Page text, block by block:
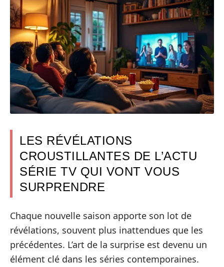
LES RÉVÉLATIONS
CROUSTILLANTES DE L’ACTU
SÉRIE TV QUI VONT VOUS
SURPRENDRE
Chaque nouvelle saison apporte son lot de
révélations, souvent plus inattendues que les
précédentes. L’art de la surprise est devenu un
élément clé dans les séries contemporaines.